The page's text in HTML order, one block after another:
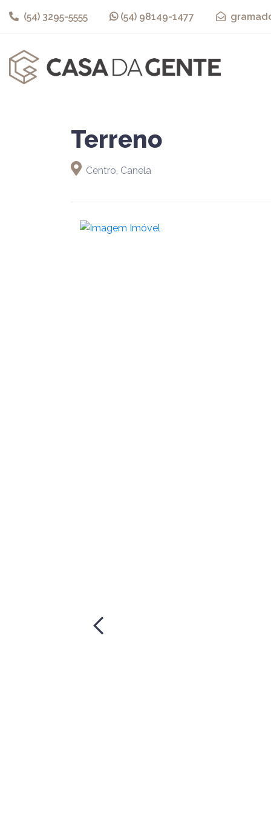
(54) 3295-5555 (54) 98149-1477
Terreno
Centro, Canela